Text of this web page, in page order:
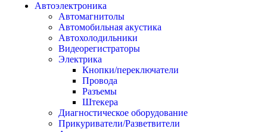
Автоэлектроника
Автомагнитолы
Автомобильная акустика
Автохолодильники
Видеорегистраторы
Электрика
Кнопки/переключатели
Провода
Разъемы
Штекера
Диагностическое оборудование
Прикуриватели/Разветвители